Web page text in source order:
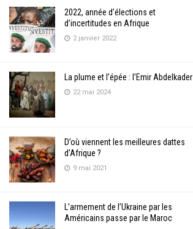
2022, année d’élections et
d’incertitudes en Afrique
2 janvier 2022
La plume et l’épée : l’Emir Abdelkader
22 mai 2024
D’où viennent les meilleures dattes
d’Afrique ?
9 mai 2021
L’armement de l’Ukraine par les
Américains passe par le Maroc